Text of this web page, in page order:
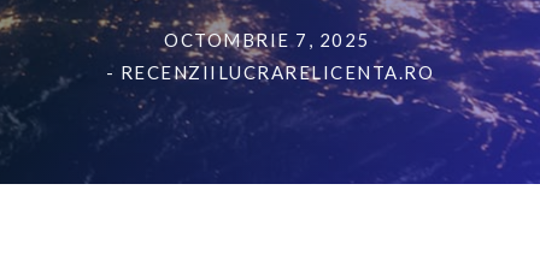
OCTOMBRIE 7, 2025
- RECENZIILUCRARELICENTA.RO